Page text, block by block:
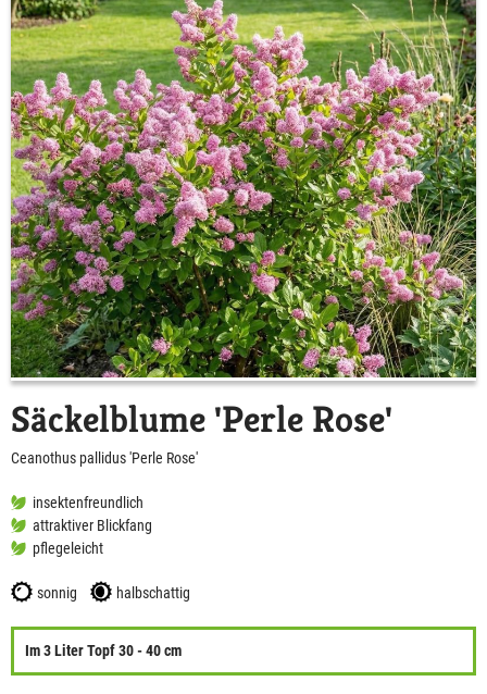
Säckelblume 'Perle Rose'
Ceanothus pallidus 'Perle Rose'
insektenfreundlich
attraktiver Blickfang
pflegeleicht
sonnig halbschattig
Im 3 Liter Topf 30 - 40 cm